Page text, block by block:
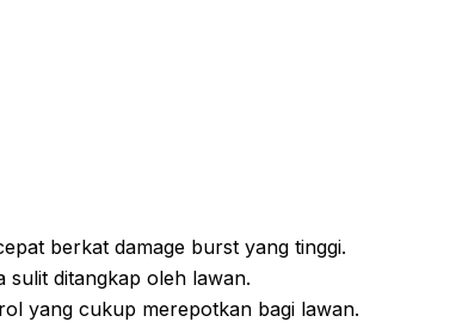
berkat damage burst yang tinggi.
sulit ditangkap oleh lawan.
yang cukup merepotkan bagi lawan.